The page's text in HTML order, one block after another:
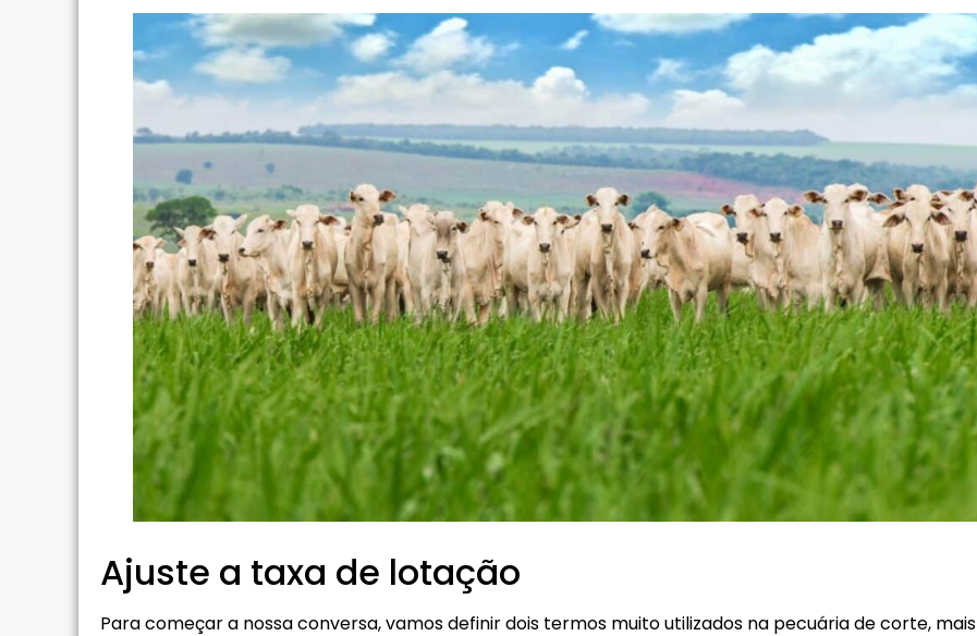
Ajuste a taxa de lotação
Para começar a nossa conversa, vamos definir dois termos muito utilizados na pecuária de corte, mais